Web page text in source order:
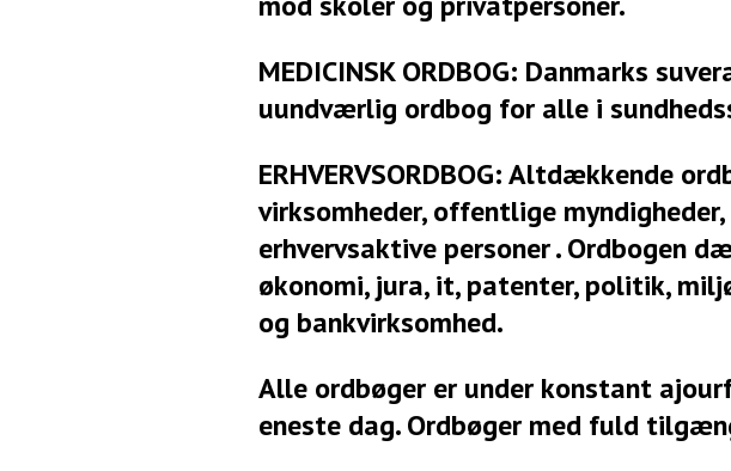
MEDICINSK ORDBOG: Danmarks
uundværlig ordbog for alle i
ERHVERVSORDBOG:Altdækkende
virksomheder, offentlige
erhvervsaktive personer . Ordbogen
økonomi, jura, it, patenter, politik,
og bankvirksomhed.
Alle ordbøger er under konstant
eneste dag. Ordbøger med fuld